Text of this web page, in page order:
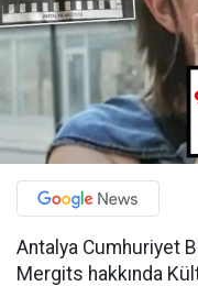
Antalya Cumhuriyet
Mergits hakkında